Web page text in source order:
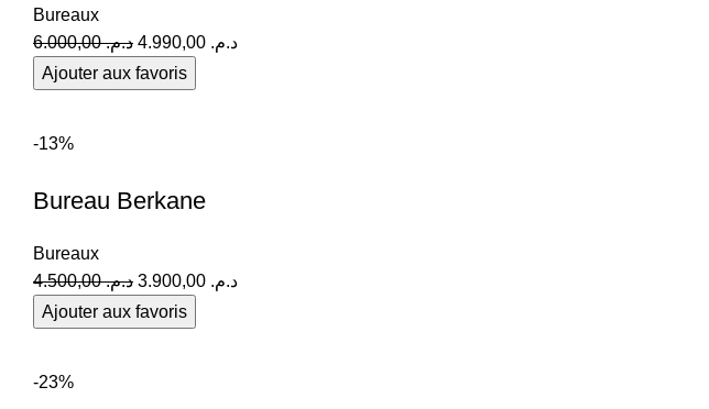
Bureaux
د.م.6.000,00 د.م.
Ajouter aux favoris
-13%
Bureau Berkane
Bureaux
د.م.4.500,00 د.م.
Ajouter aux favoris
-23%